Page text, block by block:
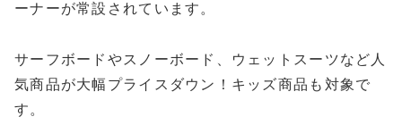
ーナーが常設されています。
サーフボードやスノーボード、ウェットスーツなど人
気商品が大幅プライスダウン！キッズ商品も対象で
す。